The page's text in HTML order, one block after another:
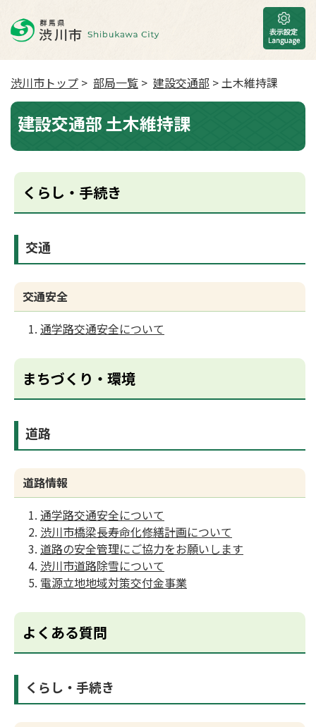
渋川市トップ > 部局一覧 > 建設交通部 > 土木維持課
建設交通部 土木維持課
くらし・手続き
交通
交通安全
通学路交通安全について
まちづくり・環境
道路
道路情報
通学路交通安全について
渋川市橋梁長寿命化修繕計画について
道路の安全管理にご協力をお願いします
渋川市道路除雪について
電源立地地域対策交付金事業
よくある質問
くらし・手続き